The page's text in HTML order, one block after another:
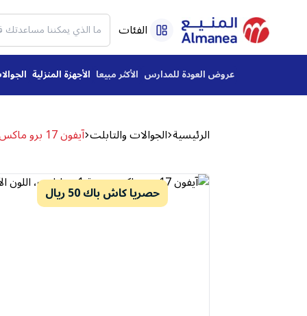
الفئات
عروض العودة للمدارس الأكثر مبيعا الأجهزة المنزلية
الرئيسية الجوالات والتابلت آيفون 17 برو ماكس، سعة 1 تيرابايت، اللون الأزرق الداكن
حصريا كاش باك 50 ريال